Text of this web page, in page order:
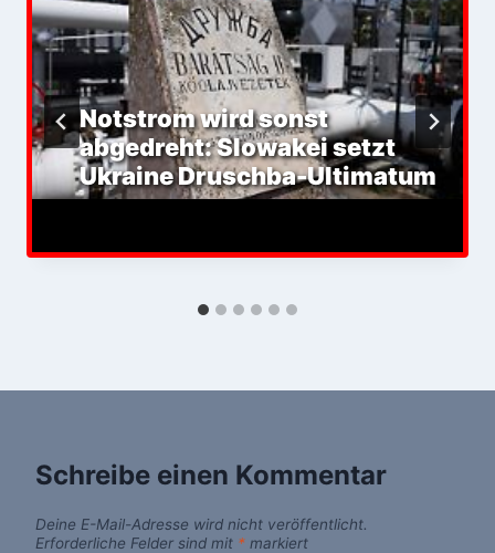
Notstrom wird sonst
abgedreht: Slowakei setzt
Ukraine Druschba-Ultimatum
Schreibe einen Kommentar
Deine E-Mail-Adresse wird nicht veröffentlicht.
Erforderliche Felder sind mit * markiert